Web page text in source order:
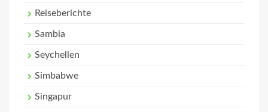
Reiseberichte
Sambia
Seychellen
Simbabwe
Singapur